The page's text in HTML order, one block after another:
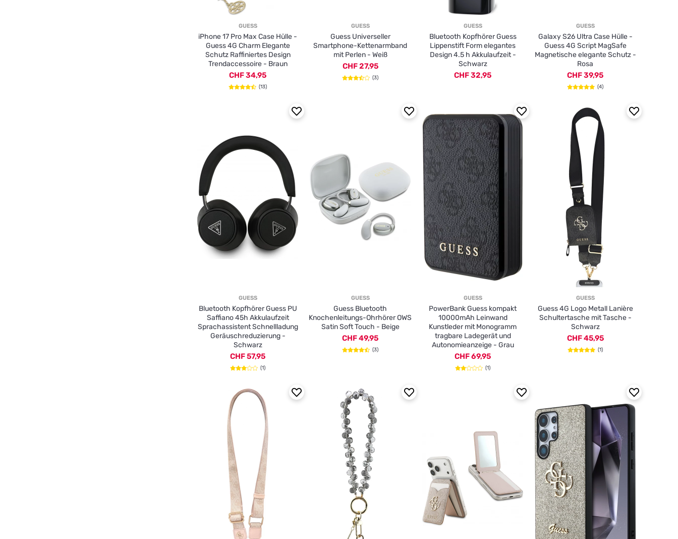
GUESS
iPhone 17 Pro Max Case Hülle -
Guess 4G Charm Elegante
Schutz Raffiniertes Design
Trendaccessoire - Braun
CHF 34,95
(13)
GUESS
Guess Universeller
Smartphone-Kettenarmband
mit Perlen - Weiß
CHF 27,95
(3)
GUESS
Bluetooth Kopfhörer Guess
Lippenstift Form elegantes
Design 4.5 h Akkulaufzeit -
Schwarz
CHF 32,95
GUESS
Galaxy S26 Ultra Case Hülle -
Guess 4G Script MagSafe
Magnetische elegante Schutz -
Rosa
CHF 39,95
(4)
GUESS
Bluetooth Kopfhörer Guess PU
Saffiano 45h Akkulaufzeit
Sprachassistent Schnellladung
Geräuschreduzierung -
Schwarz
CHF 57,95
(1)
GUESS
Guess Bluetooth
Knochenleitungs-Ohrhörer OWS
Satin Soft Touch - Beige
CHF 49,95
(3)
GUESS
PowerBank Guess kompakt
10000mAh Leinwand
Kunstleder mit Monogramm
tragbare Ladegerät und
Autonomieanzeige - Grau
CHF 69,95
(1)
GUESS
Guess 4G Logo Metall Lanière
Schultertasche mit Tasche -
Schwarz
CHF 45,95
(1)